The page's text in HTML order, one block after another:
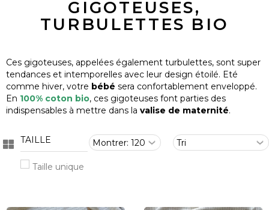
GIGOTEUSES,
TURBULETTES BIO
Ces gigoteuses, appelées également turbulettes, sont super
tendances et intemporelles avec leur design étoilé. Eté
comme hiver, votre bébé sera confortablement enveloppé.
En 100% coton bio, ces gigoteuses font parties des
indispensables à mettre dans la valise de maternité.
TAILLE
Taille unique
Panneau de gestion des cookies